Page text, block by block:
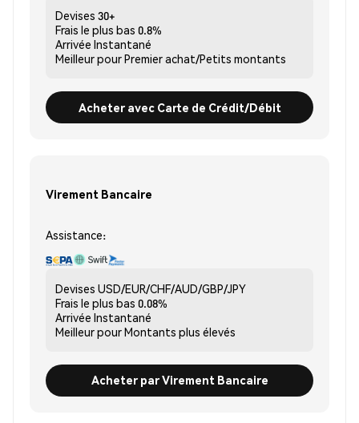
Devises 30+
Frais le plus bas 0.8%
Arrivée Instantané
Meilleur pourPremier achat/Petits montants
Acheter avec Carte de Crédit/Débit
Virement Bancaire
Assistance:
Devises USD/EUR/CHF/AUD/GBP/JPY
Frais le plus bas 0.08%
Arrivée Instantané
Meilleur pourMontants plus élevés
Acheter par Virement Bancaire